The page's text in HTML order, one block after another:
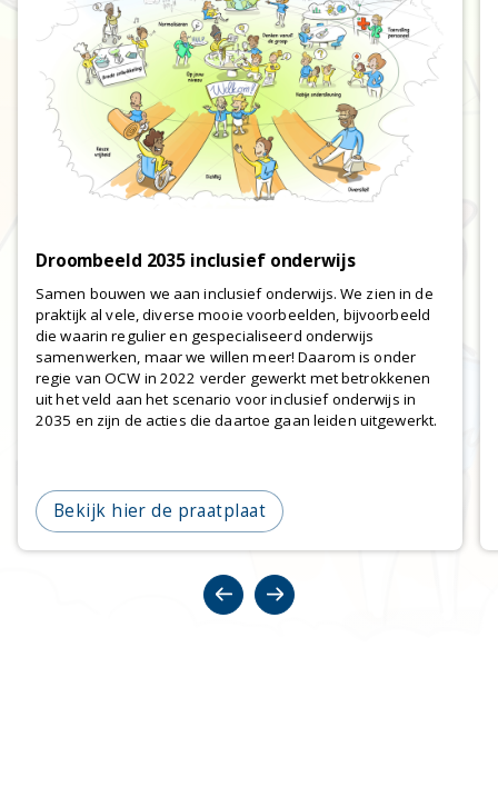
Droombeeld 2035 inclusief onderwijs
Samen bouwen we aan inclusief onderwijs. We zien in de
praktijk al vele, diverse mooie voorbeelden, bijvoorbeeld
die waarin regulier en gespecialiseerd onderwijs
samenwerken, maar we willen meer! Daarom is onder
regie van OCW in 2022 verder gewerkt met betrokkenen
uit het veld aan het scenario voor inclusief onderwijs in
2035 en zijn de acties die daartoe gaan leiden uitgewerkt.
Bekijk hier de praatplaat